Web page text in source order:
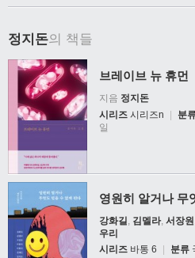
정지돈의 책들
브레이브 뉴 휴먼
지음 정지돈
시리즈 시리즈n 분
일
영원히 알거나 무
강화길 김멜라, 서장원
우리
시리즈 바통 6 분류